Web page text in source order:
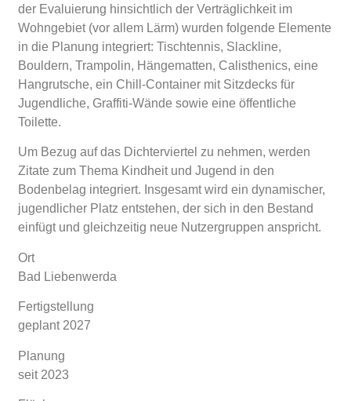
der Evaluierung hinsichtlich der Verträglichkeit im
Wohngebiet (vor allem Lärm) wurden folgende Elemente
in die Planung integriert: Tischtennis, Slackline,
Bouldern, Trampolin, Hängematten, Calisthenics, eine
Hangrutsche, ein Chill-Container mit Sitzdecks für
Jugendliche, Graffiti-Wände sowie eine öffentliche
Toilette.
Um Bezug auf das Dichterviertel zu nehmen, werden
Zitate zum Thema Kindheit und Jugend in den
Bodenbelag integriert. Insgesamt wird ein dynamischer,
jugendlicher Platz entstehen, der sich in den Bestand
einfügt und gleichzeitig neue Nutzergruppen anspricht.
Ort
Bad Liebenwerda
Fertigstellung
geplant 2027
Planung
seit 2023